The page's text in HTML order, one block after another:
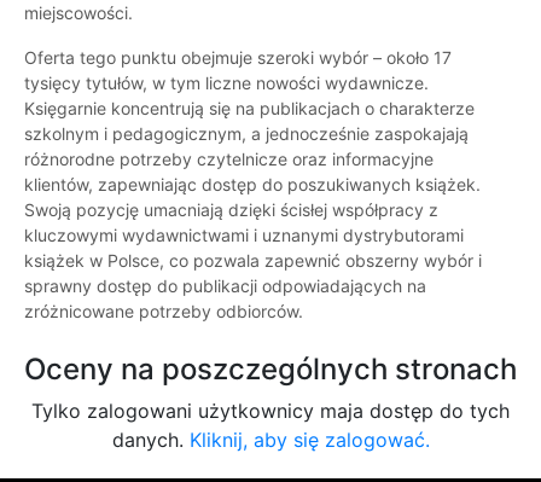
miejscowości.
Oferta tego punktu obejmuje szeroki wybór – około 17
tysięcy tytułów, w tym liczne nowości wydawnicze.
Księgarnie koncentrują się na publikacjach o charakterze
szkolnym i pedagogicznym, a jednocześnie zaspokajają
różnorodne potrzeby czytelnicze oraz informacyjne
klientów, zapewniając dostęp do poszukiwanych książek.
Swoją pozycję umacniają dzięki ścisłej współpracy z
kluczowymi wydawnictwami i uznanymi dystrybutorami
książek w Polsce, co pozwala zapewnić obszerny wybór i
sprawny dostęp do publikacji odpowiadających na
zróżnicowane potrzeby odbiorców.
Oceny na poszczególnych stronach
Tylko zalogowani użytkownicy maja dostęp do tych
danych. Kliknij, aby się zalogować.